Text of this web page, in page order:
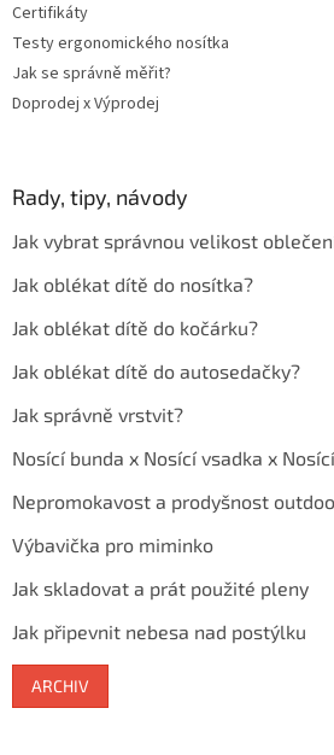
Certifikáty
Testy ergonomického nosítka
Jak se správně měřit?
Doprodej x Výprodej
Rady, tipy, návody
Jak vybrat správnou velikost
Jak oblékat dítě do nosítka?
Jak oblékat dítě do kočárku?
Jak oblékat dítě do autosedačky?
Jak správně vrstvit?
Nosící bunda x Nosící vsadka x
Nepromokavost a prodyšnost
Výbavička pro miminko
Jak skladovat a prát použité pleny
Jak připevnit nebesa nad postýlku
ARCHIV